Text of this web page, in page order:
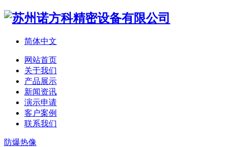
简体中文
网站首页
关于我们
产品展示
新闻资讯
演示申请
客户案例
联系我们
防爆热像